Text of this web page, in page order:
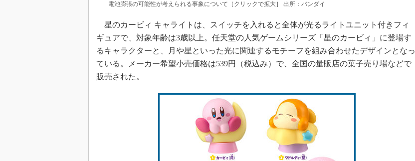
電池膨張の可能性が考えられる事象について［クリックで拡大］ 出所：バンダイ
星のカービィ キャライトは、スイッチを入れると全体が光るライトユニット付きフィ
ギュアで、対象年齢は3歳以上。任天堂の人気ゲームシリーズ「星のカービィ」に登場す
るキャラクターと、月や星といった光に関連するモチーフを組み合わせたデザインとなっ
ている。メーカー希望小売価格は539円（税込み）で、全国の量販店の菓子売り場などで
販売された。